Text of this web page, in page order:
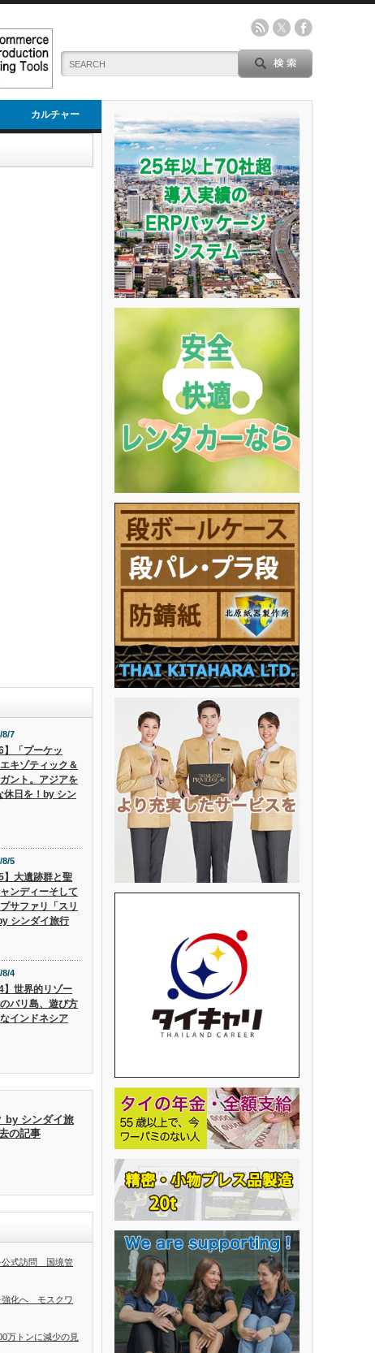
カルチャー
8/7
6】「プーケッ
エキゾティック＆
ント。アジアを
休日を！by シン
8/5
5】大遺跡群と聖
ンディーそして
サファリ「スリ
シンダイ旅行
8/4
4】世界的リゾー
のバリ島、遊び方
インドネシア
by シンダイ旅
の記事
公式訪問 国境管
強化へ モスクワ
万トンに減少の見